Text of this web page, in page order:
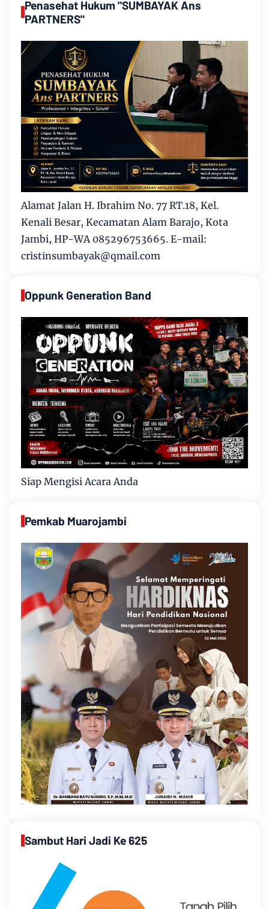
Penasehat Hukum "SUMBAYAK Ans
PARTNERS"
Alamat Jalan H. Ibrahim No. 77 RT.18, Kel.
Kenali Besar, Kecamatan Alam Barajo, Kota
Jambi, HP-WA 085296753665. E-mail:
cristinsumbayak@qmail.com
Oppunk Generation Band
Siap Mengisi Acara Anda
Pemkab Muarojambi
Sambut Hari Jadi Ke 625